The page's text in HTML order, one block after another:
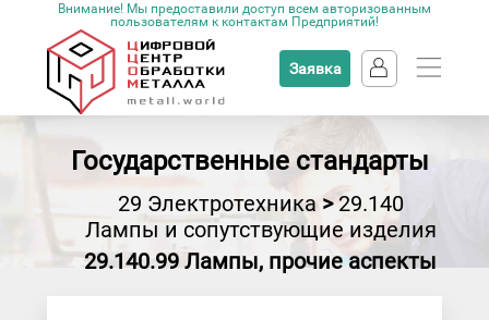
Внимание! Мы предоставили доступ всем авторизованным
пользователям к контактам Предприятий!
Заявка
Государственные стандарты
29 Электротехника>29.140
Лампы и сопутствующие изделия
29.140.99 Лампы, прочие аспекты